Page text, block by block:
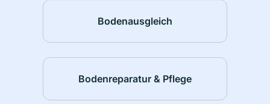
Bodenausgleich
Bodenreparatur & Pflege